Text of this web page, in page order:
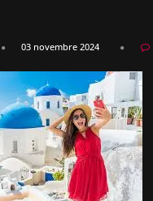
03 novembre 2024